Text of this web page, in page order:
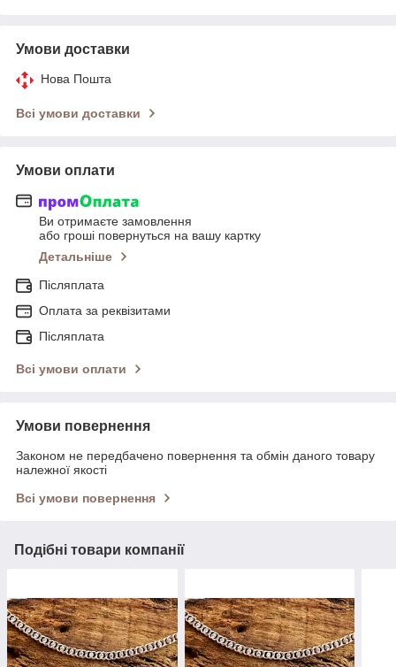
Умови доставки
Нова Пошта
Всі умови доставки
Умови оплати
Ви отримаєте замовлення
або гроші повернуться на вашу картку
Детальніше
Післяплата
Оплата за реквізитами
Післяплата
Всі умови оплати
Умови повернення
Законом не передбачено повернення та обмін даного товару
належної якості
Всі умови повернення
Подібні товари компанії